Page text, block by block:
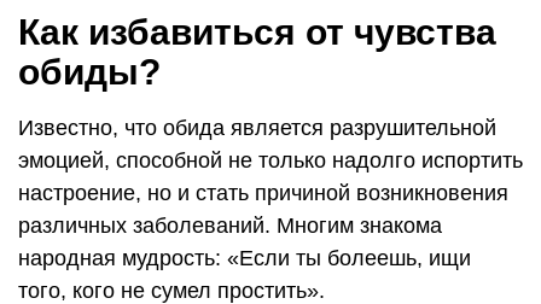
Как избавиться от чувства
обиды?
Известно, что обида является разрушительной
эмоцией, способной не только надолго испортить
настроение, но и стать причиной возникновения
различных заболеваний. Многим знакома
народная мудрость: «Если ты болеешь, ищи
того, кого не сумел простить».